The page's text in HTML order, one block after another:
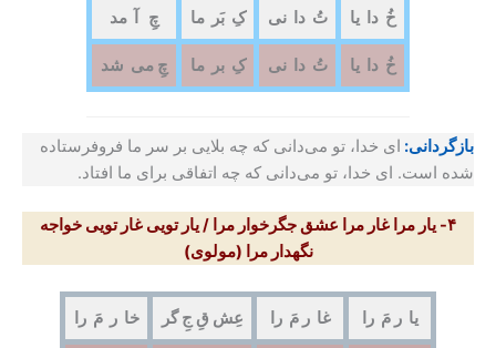
خُ دا یا تُ دا نی کِ بَر ما چِ آ مد
خُ دا یا تُ دا نی کِ بر ما چِ می شد
بازگردانی: ای خدا، تو می‌دانی که چه بلایی بر سر ما فروفرستاده
شده است. ای خدا، تو می‌دانی که چه اتفاقی برای ما افتاد.
۴- یار مرا غار مرا عشق جگرخوار مرا / یار تویی غار تویی خواجه
نگهدار مرا (مولوی)
یا ر مَ را غا ر مَ را عِش قِ جِ گر خا ر مَ را